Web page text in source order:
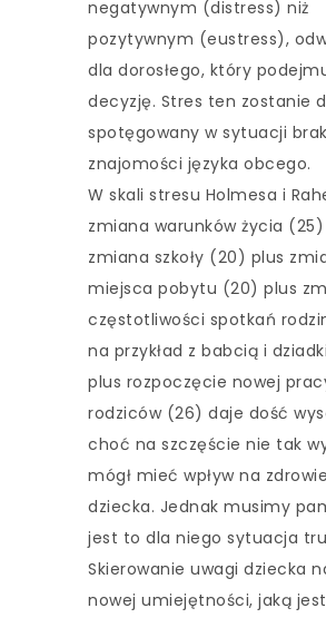
negatywnym (distress) niż
pozytywnym (eustress),
dla dorosłego, który
decyzję. Stres ten zostanie
spotęgowany w sytuacji
znajomości języka obcego.
W skali stresu Holmesa i
zmiana warunków życia (25)
zmiana szkoły (20) plus
miejsca pobytu (20) plus
częstotliwości spotkań
na przykład z babcią i
plus rozpoczęcie nowej
rodziców (26) daje dość
choć na szczęście nie tak
mógł mieć wpływ na
dziecka. Jednak musimy
jest to dla niego sytuacja
Skierowanie uwagi dziecka
nowej umiejętności, jaką jest